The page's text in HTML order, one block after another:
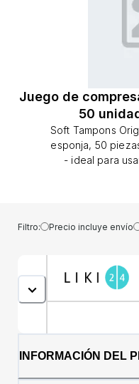
Juego de
50
Soft Tampons
esponja, 50
- ideal para
fabricado con
dermatológica y
fabricado en
productos
calendario
Filtro: Precio incluye envío
INFORMACIÓN DEL